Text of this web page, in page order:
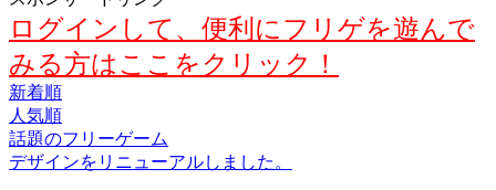
ログインして、便利にフリゲを遊んで
みる方はここをクリック！
新着順
人気順
話題のフリーゲーム
デザインをリニューアルしました。